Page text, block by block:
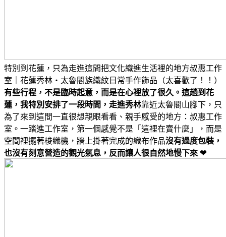
特別到花蓮，只為走進這間把文化織進生活裡的地方叔惠工作
室｜花蓮秀林・太魯閣族織紋日常手作飾品（太喜歡了！！）
有些行程，不是臨時起意，而是在心裡放了很久。這趟到花
蓮，我特別安排了一段時間，走進秀林靠近太魯閣山腳下，只
為了來到這間一直很想親眼看看、親手感受的地方：叔惠工作
室。一踏進工作室，第一個感覺不是「這裡在賣什麼」，而是
空間裡擺著梭織機，牆上掛著完成的織布作品沒有過度包裝，
也沒有刻意營造的觀光氣息，反而讓人很自然地慢下來 ❤